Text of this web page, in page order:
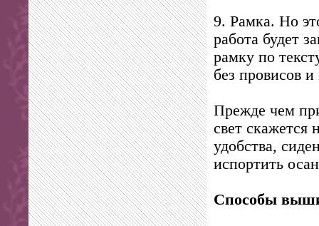
9. Рамка. Но
работа будет
рамку по
без провисов и
Прежде чем
свет скажется
удобства,
испортить
Способы